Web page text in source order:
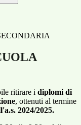
ritirare i diplomi di
, ottenuti al termine
2024/2025.